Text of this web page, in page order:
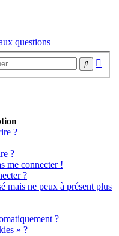
questions
?
?
me connecter !
?
mais ne peux à présent plus
?
» ?